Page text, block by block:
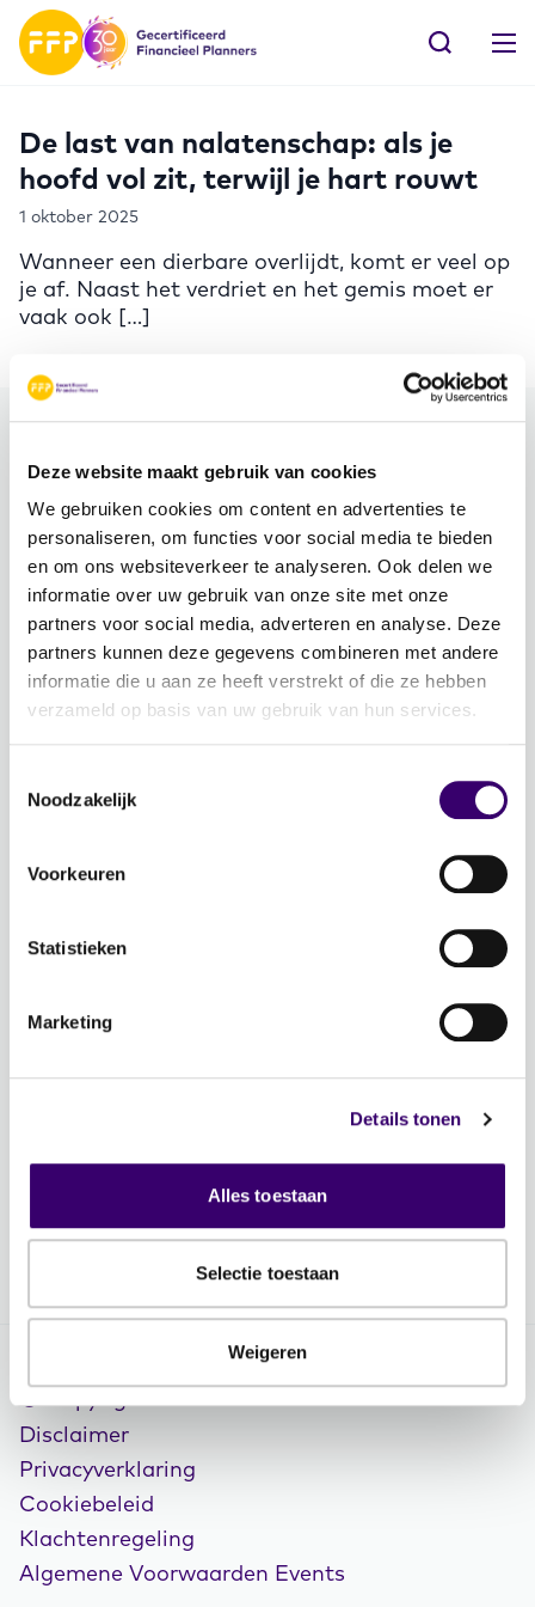
Deze website maakt gebruik van cookies
We gebruiken cookies om content en advertenties te
personaliseren, om functies voor social media te bieden
en om ons websiteverkeer te analyseren. Ook delen we
informatie over uw gebruik van onze site met onze
partners voor social media, adverteren en analyse. Deze
partners kunnen deze gegevens combineren met andere
informatie die u aan ze heeft verstrekt of die ze hebben
verzameld op basis van uw gebruik van hun services.
Noodzakelijk
Voorkeuren
Statistieken
Marketing
Details tonen
Alles toestaan
Selectie toestaan
Weigeren
De last van nalatenschap: als je
hoofd vol zit, terwijl je hart rouwt
1 oktober 2025
Wanneer een dierbare overlijdt, komt er veel op
je af. Naast het verdriet en het gemis moet er
vaak ook […]
Meer FFP
Word ambassadeur!
Evenementen
Schrijf je in voor de nieuwsbrief: Jouw Plan –
Financiële planning voor een goed leven!
Lidmaatschap
Veelgestelde vragen
Over de stichting FFP
Veelgestelde vragen
Volg FFP
© Copyright 2026 FFP
Disclaimer
Privacyverklaring
Cookiebeleid
Klachtenregeling
Algemene Voorwaarden Events